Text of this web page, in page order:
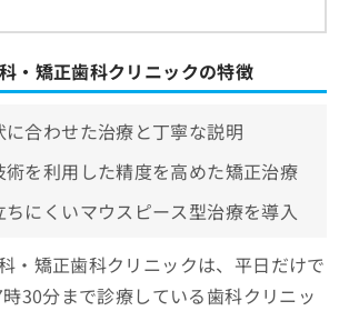
・矯正歯科クリニックの特徴
に合わせた治療と丁寧な説明
術を利用した精度を高めた矯正治療
にくいマウスピース型治療を導入
・矯正歯科クリニックは、平日だけで
30分まで診療している歯科クリニッ